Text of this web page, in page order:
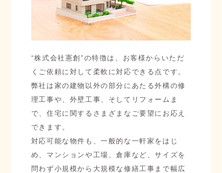
“株式会社憲創”の特徴は、お客様からいただ
くご依頼に対して柔軟に対応できる点です。
弊社は家の建物以外の部分にあたる外構の修
理工事や、外壁工事、そしてリフォームま
で、住宅に関するさまざまなご要望にお応え
できます。
対応可能な物件も、一般的な一軒家をはじ
め、マンションや工場、倉庫など、サイズを
問わず小規模から大規模な修繕工事まで幅広